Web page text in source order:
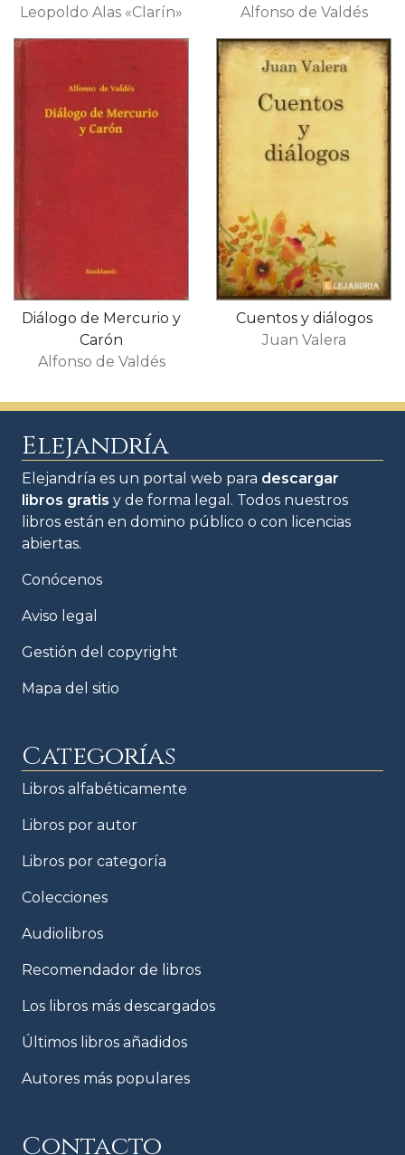
Leopoldo Alas «Clarín»
Alfonso de Valdés
Diálogo de Mercurio y
Carón
Alfonso de Valdés
Cuentos y diálogos
Juan Valera
Elejandría
Elejandría es un portal web para descargar
libros gratis y de forma legal. Todos nuestros
libros están en domino público o con licencias
abiertas.
Conócenos
Aviso legal
Gestión del copyright
Mapa del sitio
Categorías
Libros alfabéticamente
Libros por autor
Libros por categoría
Colecciones
Audiolibros
Recomendador de libros
Los libros más descargados
Últimos libros añadidos
Autores más populares
Contacto